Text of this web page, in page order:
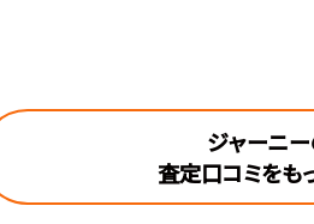
ジャーニ
査定口コミをも